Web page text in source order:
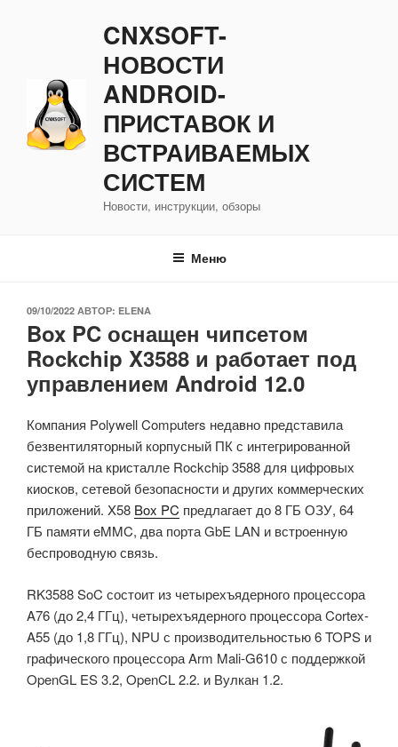
CNXSOFT-
НОВОСТИ
ANDROID-
ПРИСТАВОК И
ВСТРАИВАЕМЫХ
СИСТЕМ
Новости, инструкции, обзоры
Меню
ОПУБЛИКОВАНО
09/10/2022 АВТОР: ELENA
Box PC оснащен чипсетом
Rockchip X3588 и работает под
управлением Android 12.0
Компания Polywell Computers недавно представила
безвентиляторный корпусный ПК с интегрированной
системой на кристалле Rockchip 3588 для цифровых
киосков, сетевой безопасности и других коммерческих
приложений. X58 Box PC предлагает до 8 ГБ ОЗУ, 64
ГБ памяти eMMC, два порта GbE LAN и встроенную
беспроводную связь.
RK3588 SoC состоит из четырехъядерного процессора
A76 (до 2,4 ГГц), четырехъядерного процессора Cortex-
A55 (до 1,8 ГГц), NPU с производительностью 6 TOPS и
графического процессора Arm Mali-G610 с поддержкой
OpenGL ES 3.2, OpenCL 2.2. и Вулкан 1.2.